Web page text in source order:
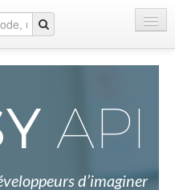
API
d’imaginer